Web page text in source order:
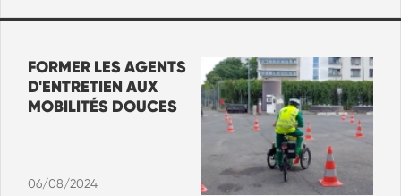
FORMER LES AGENTS
D'ENTRETIEN AUX
MOBILITÉS DOUCES
06/08/2024